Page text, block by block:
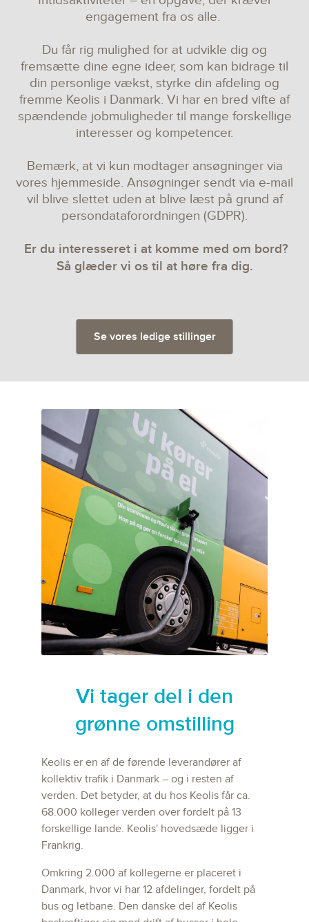
engagement fra os alle.
Du får rig mulighed for at udvikle dig og
fremsætte dine egne ideer, som kan bidrage til
din personlige vækst, styrke din afdeling og
fremme Keolis i Danmark. Vi har en bred vifte af
spændende jobmuligheder til mange forskellige
interesser og kompetencer.
Bemærk, at vi kun modtager ansøgninger via
vores hjemmeside. Ansøgninger sendt via e-mail
vil blive slettet uden at blive læst på grund af
persondataforordningen (GDPR).
Er du interesseret i at komme med om bord?
Så glæder vi os til at høre fra dig.
Se vores ledige stillinger
Vi tager del i den
grønne omstilling
Keolis er en af de førende leverandører af
kollektiv trafik i Danmark – og i resten af
verden. Det betyder, at du hos Keolis får ca.
68.000 kolleger verden over fordelt på 13
forskellige lande. Keolis' hovedsæde ligger i
Frankrig.
Omkring 2.000 af kollegerne er placeret i
Danmark, hvor vi har 12 afdelinger, fordelt på
bus og letbane. Den danske del af Keolis